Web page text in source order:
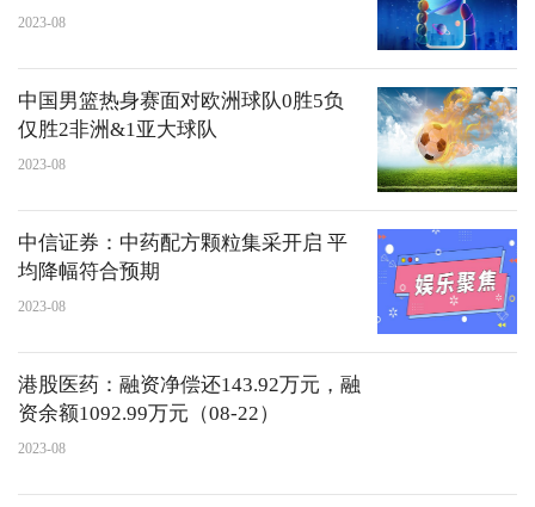
2023-08
中国男篮热身赛面对欧洲球队0胜5负
仅胜2非洲&1亚大球队
2023-08
中信证券：中药配方颗粒集采开启 平
均降幅符合预期
2023-08
港股医药：融资净偿还143.92万元，融
资余额1092.99万元（08-22）
2023-08